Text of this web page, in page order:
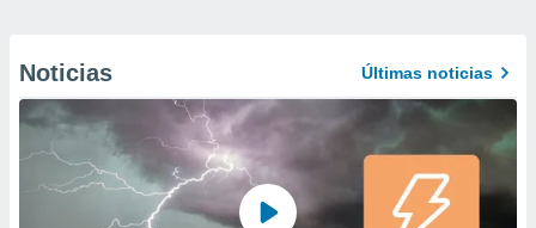
Noticias Últimas noticias